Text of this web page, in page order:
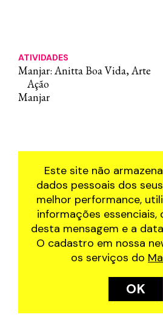
ATIVIDADES
Manjar: Anitta Boa Vida, Arte
Ação
Manjar
Este site não
dados pessoais dos
melhor performance,
informações essenciais,
desta mensagem e a
O cadastro em nossa
os serviços do
OK